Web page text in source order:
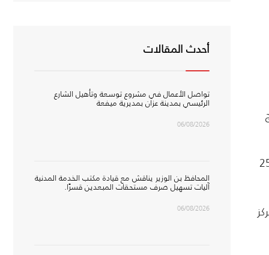
وتخطيط القلب، وأشعة إكس، وحصول 256
أحدث المقالات
تواصل الأعمال في مشروع توسعة وتأهيل الشارع
الرئيسي بمدينة عزان بمديرية ميفعة
06/08/2026
المحافظ بن الوزير يناقش مع قيادة مكتب الخدمة المدنية
آليات تسهيل صرف مستحقات المبعدين قسرًا.
06/08/2026